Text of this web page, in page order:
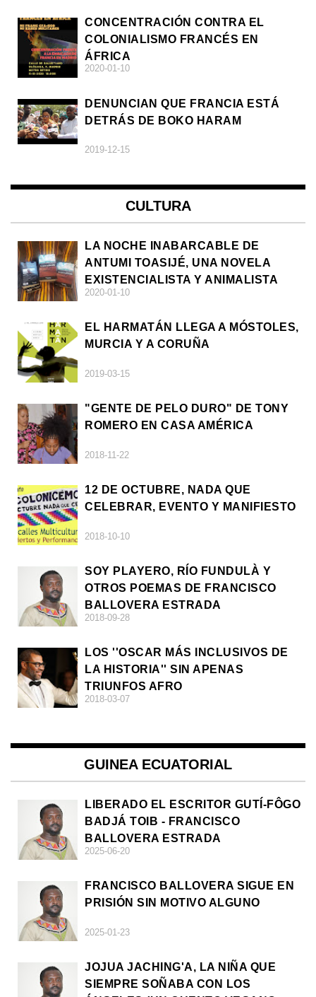
CONCENTRACIÓN CONTRA EL
COLONIALISMO FRANCÉS EN
ÁFRICA
2020-01-10
DENUNCIAN QUE FRANCIA ESTÁ
DETRÁS DE BOKO HARAM
2019-12-15
CULTURA
LA NOCHE INABARCABLE DE
ANTUMI TOASIJÉ, UNA NOVELA
EXISTENCIALISTA Y ANIMALISTA
2020-01-10
EL HARMATÁN LLEGA A MÓSTOLES,
MURCIA Y A CORUÑA
2019-03-15
"GENTE DE PELO DURO" DE TONY
ROMERO EN CASA AMÉRICA
2018-11-22
12 DE OCTUBRE, NADA QUE
CELEBRAR, EVENTO Y MANIFIESTO
2018-10-10
SOY PLAYERO, RÍO FUNDULÀ Y
OTROS POEMAS DE FRANCISCO
BALLOVERA ESTRADA
2018-09-28
LOS ''OSCAR MÁS INCLUSIVOS DE
LA HISTORIA'' SIN APENAS
TRIUNFOS AFRO
2018-03-07
GUINEA ECUATORIAL
LIBERADO EL ESCRITOR GUTÍ-FÔGO
BADJÁ TOIB - FRANCISCO
BALLOVERA ESTRADA
2025-06-20
FRANCISCO BALLOVERA SIGUE EN
PRISIÓN SIN MOTIVO ALGUNO
2025-01-23
JOJUA JACHING'A, LA NIÑA QUE
SIEMPRE SOÑABA CON LOS